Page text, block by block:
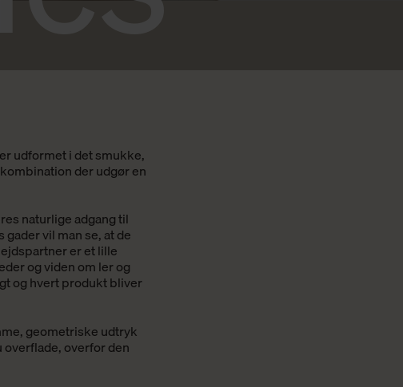
udformet i det smukke,
der udgør en
naturlige adgang til
vil man se, at de
er et lille
og viden om ler og
og hvert produkt bliver
geometriske udtryk
overfor den